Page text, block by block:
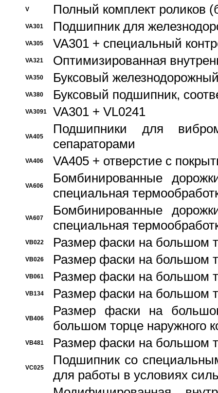
V Полный комплект роликов
VA301 Подшипник для
VA305 VA301 + специальный
VA321 Оптимизированная
VA350 Буксовый
VA380 Буксовый подшипник,
VA3091 VA301 + VL0241
VA405
Подшипники для
сепараторами
VA406 VA405 + отверстие с
VA606
Бомбинированные
специальная
VA607
Бомбинированные
специальная
VB022 Размер фаски на большом
VB026 Размер фаски на большом
VB061 Размер фаски на большом
VB134 Размер фаски на большом
VB406
Размер фаски на
большом торце наружного
VB481 Размер фаски на большом
VC025
Подшипник со
для работы в условиях